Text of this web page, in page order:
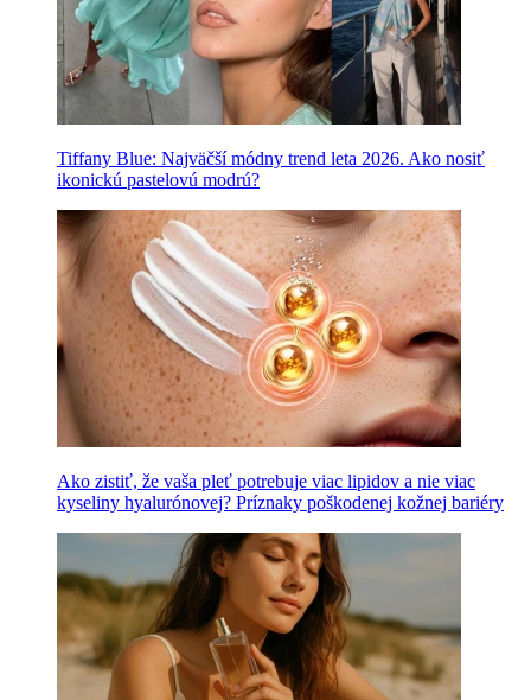
Tiffany Blue: Najväčší módny trend leta 2026. Ako nosiť
ikonickú pastelovú modrú?
Ako zistiť, že vaša pleť potrebuje viac lipidov a nie viac
kyseliny hyalurónovej? Príznaky poškodenej kožnej bariéry